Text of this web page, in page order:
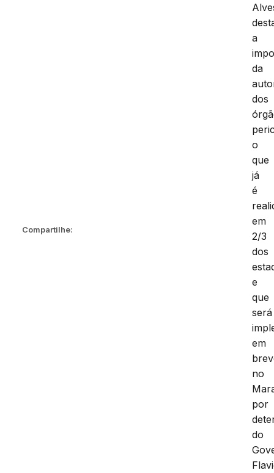
Compartilhe:
a
da
dos
o
que
já
é
em
2/3
dos
e
que
será
em
no
por
do